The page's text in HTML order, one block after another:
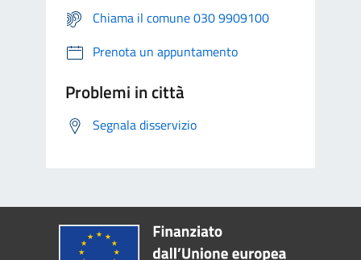
Chiama il comune 030 9909100
Prenota un appuntamento
Problemi in città
Segnala disservizio